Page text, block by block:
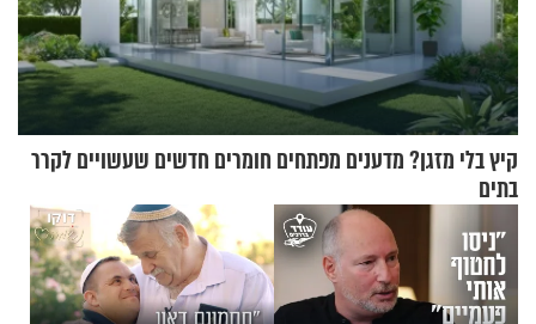
קיץ בלי מזגן? מדענים מפתחים חומרים חדשים שעשויים לקרר
בתים